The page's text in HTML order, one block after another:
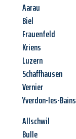
Aarau
Biel
Frauenfeld
Kriens
Luzern
Schaffhausen
Vernier
Yverdon-les-Bains
Allschwil
Bulle